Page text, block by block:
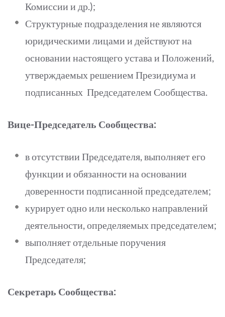
Комиссии и др.);
Структурные подразделения не являются
юридическими лицами и действуют на
основании настоящего устава и Положений,
утверждаемых решением Президиума и
подписанных Председателем Сообщества.
Вице-Председатель Сообщества:
в отсутствии Председателя, выполняет его
функции и обязанности на основании
доверенности подписанной председателем;
курирует одно или несколько направлений
деятельности, определяемых председателем;
выполняет отдельные поручения
Председателя;
Секретарь Сообщества: